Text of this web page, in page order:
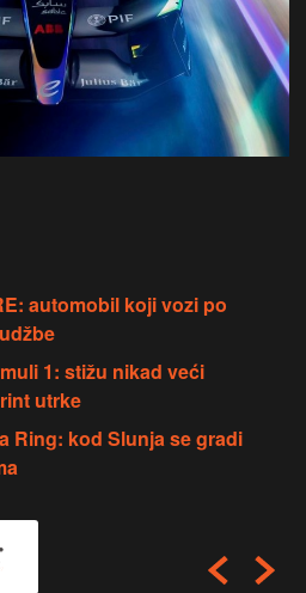
automobil koji vozi po
1: stižu nikad veći
utrke
Ring: kod Slunja se gradi